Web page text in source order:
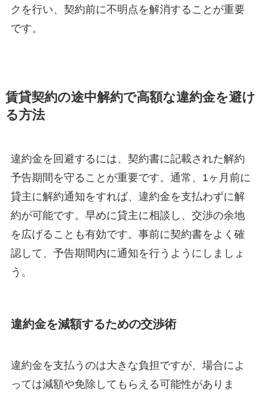
クを行い、契約前に不明点を解消することが重要
です。
賃貸契約の途中解約で高額な違約金を避け
る方法
違約金を回避するには、契約書に記載された解約
予告期間を守ることが重要です。通常、1ヶ月前に
貸主に解約通知をすれば、違約金を支払わずに解
約が可能です。早めに貸主に相談し、交渉の余地
を広げることも有効です。事前に契約書をよく確
認して、予告期間内に通知を行うようにしましょ
う。
違約金を減額するための交渉術
違約金を支払うのは大きな負担ですが、場合によ
っては減額や免除してもらえる可能性がありま